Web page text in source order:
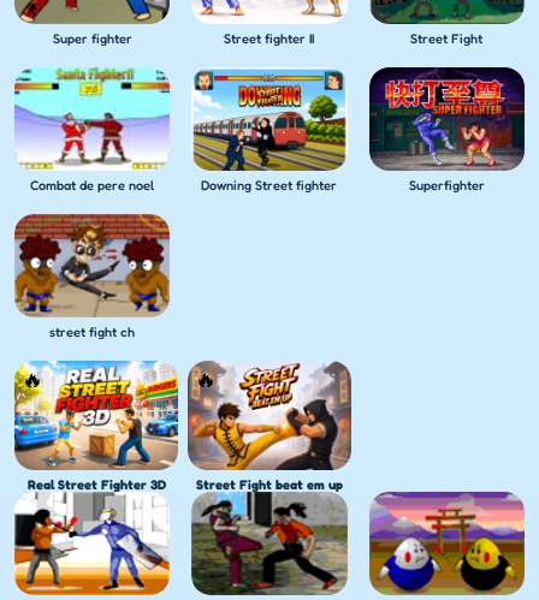
Super fighter Street fighter II Street Fight
Combat de pere noel Downing Street fighter Superfighter
street fight ch
Real Street Fighter 3D Street Fight beat em up